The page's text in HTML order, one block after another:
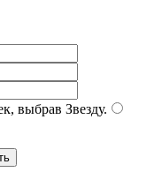
выбрав Звезду.